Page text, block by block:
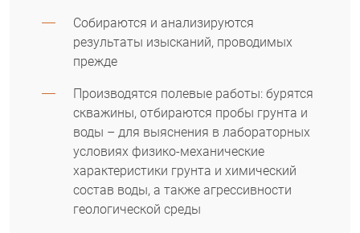
Собираются и анализируются
результаты изысканий, проводимых
прежде
Производятся полевые работы: бурятся
скважины, отбираются пробы грунта и
воды – для выяснения в лабораторных
условиях физико-механические
характеристики грунта и химический
состав воды, а также агрессивности
геологической среды